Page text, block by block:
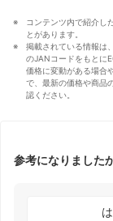
コンテンツ内で紹介し
とがあります。
掲載されている情報は
のJANコードをもとに
価格に変動がある場合
で、最新の価格や商品
認ください。
参考になりました